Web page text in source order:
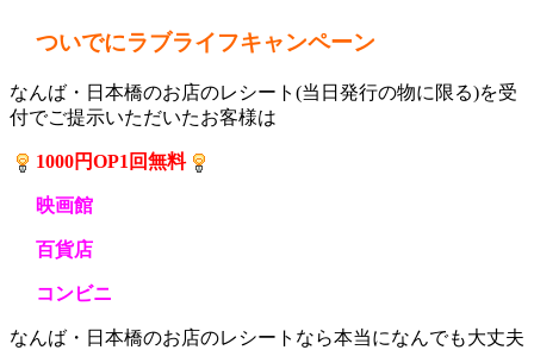
ついでにラブライフキャンペーン
なんば・日本橋のお店のレシート(当日発行の物に限る)を受
付でご提示いただいたお客様は
1000円OP1回無料
映画館
百貨店
コンビニ
なんば・日本橋のお店のレシートなら本当になんでも大丈夫